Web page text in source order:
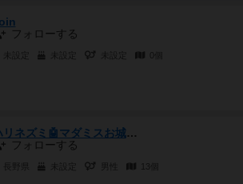
フォローする
未設定 未設定 未設定
ハリネズミ🤖マダミスお城温泉巡り
フォローする
未設定 13個